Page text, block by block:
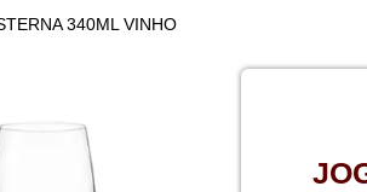
340ML VINHO